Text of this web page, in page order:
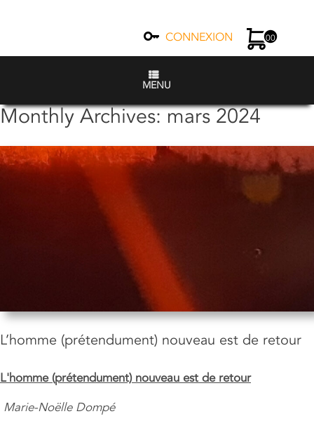
CONNEXION 00
MENU
Monthly Archives:mars 2024
L’homme (prétendument) nouveau est de retour
L'homme (prétendument) nouveau est de retour
Marie-Noëlle Dompé